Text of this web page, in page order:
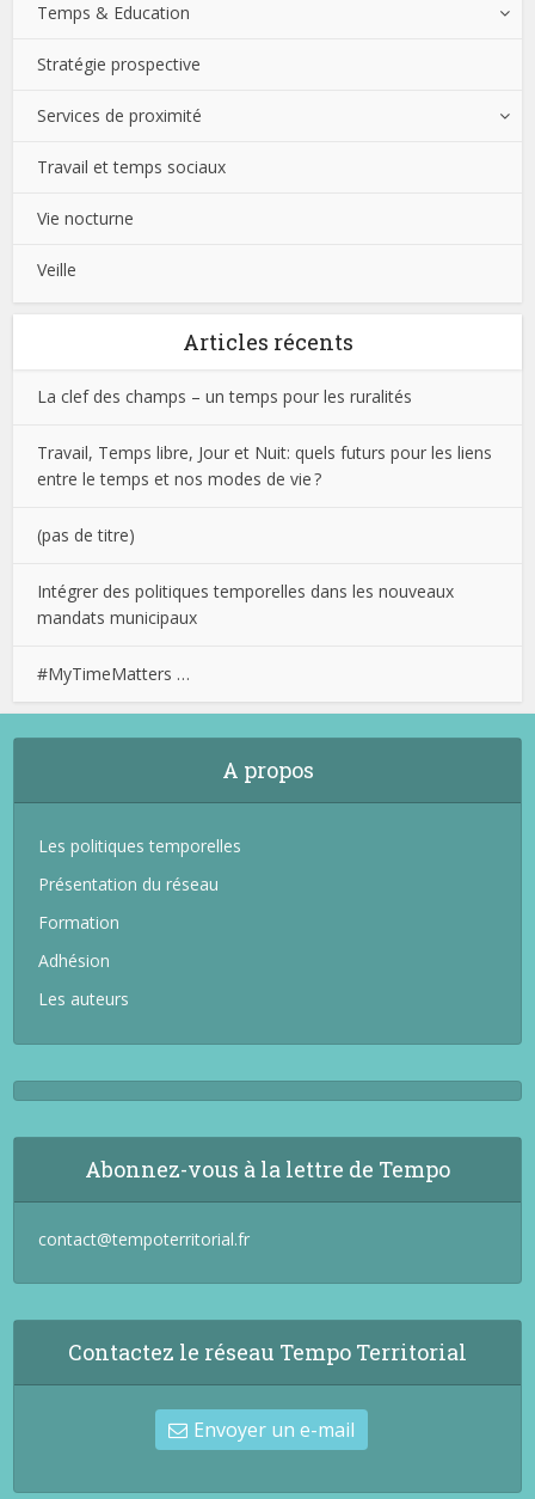
Temps & Education
Stratégie prospective
Services de proximité
Travail et temps sociaux
Vie nocturne
Veille
Articles récents
La clef des champs – un temps pour les ruralités
Travail, Temps libre, Jour et Nuit: quels futurs pour les liens
entre le temps et nos modes de vie ?
(pas de titre)
Intégrer des politiques temporelles dans les nouveaux
mandats municipaux
#MyTimeMatters …
A propos
Les politiques temporelles
Présentation du réseau
Formation
Adhésion
Les auteurs
Abonnez-vous à la lettre de Tempo
contact@tempoterritorial.fr
Contactez le réseau Tempo Territorial
Envoyer un e-mail